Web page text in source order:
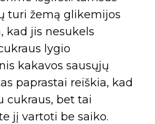
turi žemą glikemijos
kad jis nesukels
lygio
kakavos sausųjų
paprastai reiškia, kad
cukraus, bet tai
jį vartoti be saiko.